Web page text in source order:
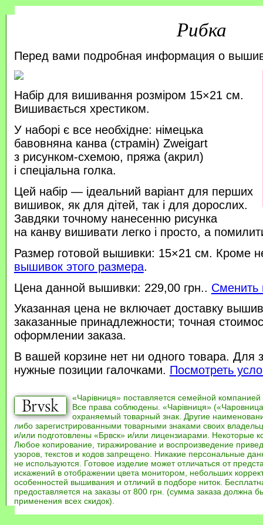
Рибка
Перед вами подробная информация о
Набір для вишивання розміром 15×21 см.
Вишивається хрестиком.
У наборі є все необхідне: німецька
бавовняна канва (страмін) Zweigart
з рисунком-схемою, пряжа (акрил)
і спеціальна голка.
Цей набір — ідеальний варіант для перших
вишивок, як для дітей, так і для дорослих.
Завдяки точному нанесенню рисунка
на канву вишивати легко і просто, а
Размер готовой вышивки: 15×21 см. Кроме
вышивок этого размера.
Цена данной вышивки: 229,00 грн.. Сменить
Указанная цена не включает доставку
заказанные принадлежности; точная
оформлении заказа.
В вашей корзине нет ни одного товара. Для
нужные позиции галочками. Посмотреть
«Чарівниця» поставляется семейной компанией
Все права соблюдены. «Чарівниця»
охраняемый товарный знак. Другие
либо зарегистрированными товарными знаками своих
и/или подготовлены «Брвск» и/или лицензиарами. Некоторые
Любое копирование, тиражирование и воспроизведение
узоров, текстов и кодов запрещено. Никакие персональные
не используются. Готовое изделие может отличаться от
искажений в отображении цвета монитором, небольших
особенностей вышивания и отличий в подборе ниток.
предоставляется на заказы от 800 грн. (сумма заказа должна
применения всех скидок).